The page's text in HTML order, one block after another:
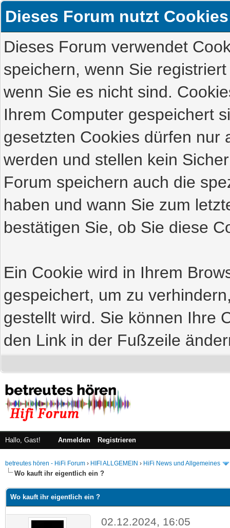
Dieses Forum nutzt Cookies
Dieses Forum verwendet
speichern, wenn Sie
wenn Sie es nicht sind.
Ihrem Computer gespeichert
gesetzten Cookies dürfen nur
werden und stellen kein
Forum speichern auch die
haben und wann Sie zum
bestätigen Sie, ob Sie diese
Ein Cookie wird in Ihrem
gespeichert, um zu
gestellt wird. Sie können Ihre
den Link in der Fußzeile
Hallo, Gast! Anmelden Registrieren
betreutes hören - HiFi Forum › HIFI ALLGEMEIN › HiFi News und Allgemeines
Wo kauft ihr eigentlich ein ?
Wo kauft ihr eigentlich ein ?
02.12.2024, 16:05